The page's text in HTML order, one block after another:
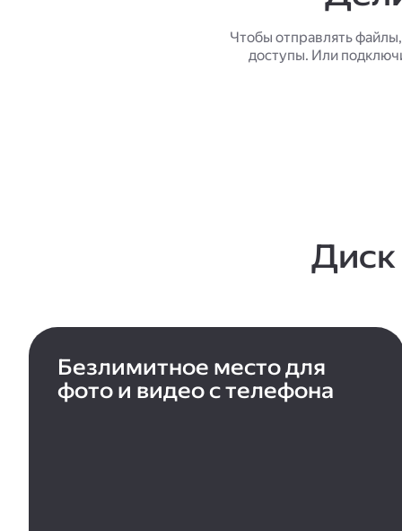
Чтобы отправлять
доступы. Или
Диск
Безлимитное место для
фото и видео с телефона